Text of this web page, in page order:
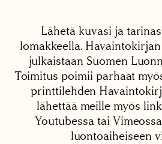
Lähetä kuvasi ja
lomakkeella.
julkaistaan Suomen
Toimitus poimii parhaat
printtilehden
lähettää meille myös
Youtubessa tai
luontoaiheiseen